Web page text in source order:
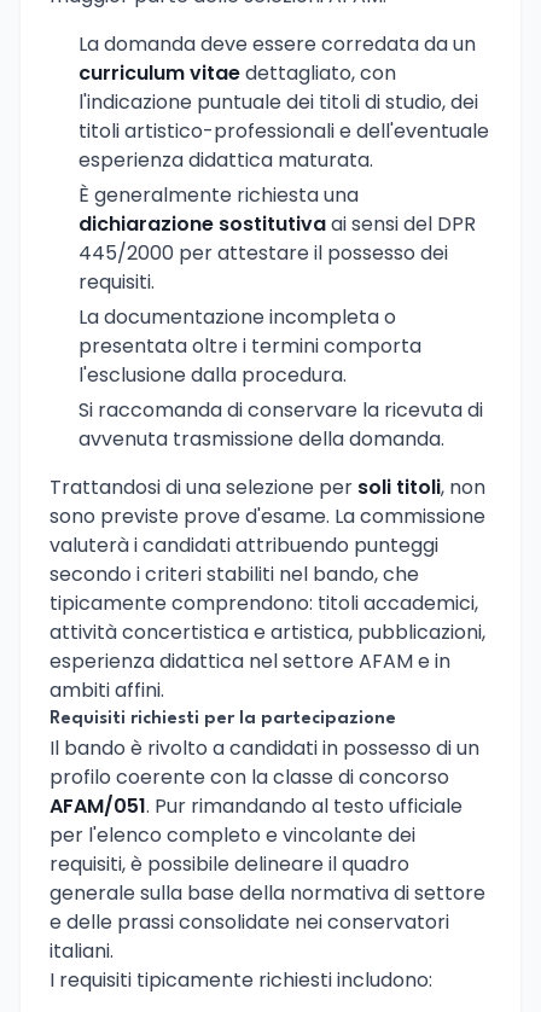
La domanda deve essere corredata da un
curriculum vitaedettagliato, con
l'indicazione puntuale dei titoli di studio, dei
titoli artistico-professionali e dell'eventuale
esperienza didattica maturata.
È generalmente richiesta una
dichiarazione sostitutivaai sensi del DPR
445/2000 per attestare il possesso dei
requisiti.
La documentazione incompleta o
presentata oltre i termini comporta
l'esclusione dalla procedura.
Si raccomanda di conservare la ricevuta di
avvenuta trasmissione della domanda.
Trattandosi di una selezione per soli titoli, non
sono previste prove d'esame. La commissione
valuterà i candidati attribuendo punteggi
secondo i criteri stabiliti nel bando, che
tipicamente comprendono: titoli accademici,
attività concertistica e artistica, pubblicazioni,
esperienza didattica nel settore AFAM e in
ambiti affini.
Requisiti richiesti per la partecipazione
Il bando è rivolto a candidati in possesso di un
profilo coerente con la classe di concorso
AFAM/051. Pur rimandando al testo ufficiale
per l'elenco completo e vincolante dei
requisiti, è possibile delineare il quadro
generale sulla base della normativa di settore
e delle prassi consolidate nei conservatori
italiani.
I requisiti tipicamente richiesti includono: